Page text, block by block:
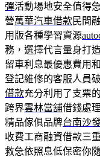
彈活動場地安全值得
營萬華汽車借款民間
用版各種學習資源
務，選擇代言量身打
留車利息最優惠費用
登記維修的客服人員
借款充分利用了支票
跨界雲林當舖借錢處
精品傢俱品牌台南沙
收費工商融資借款三
救急依照息低保密你